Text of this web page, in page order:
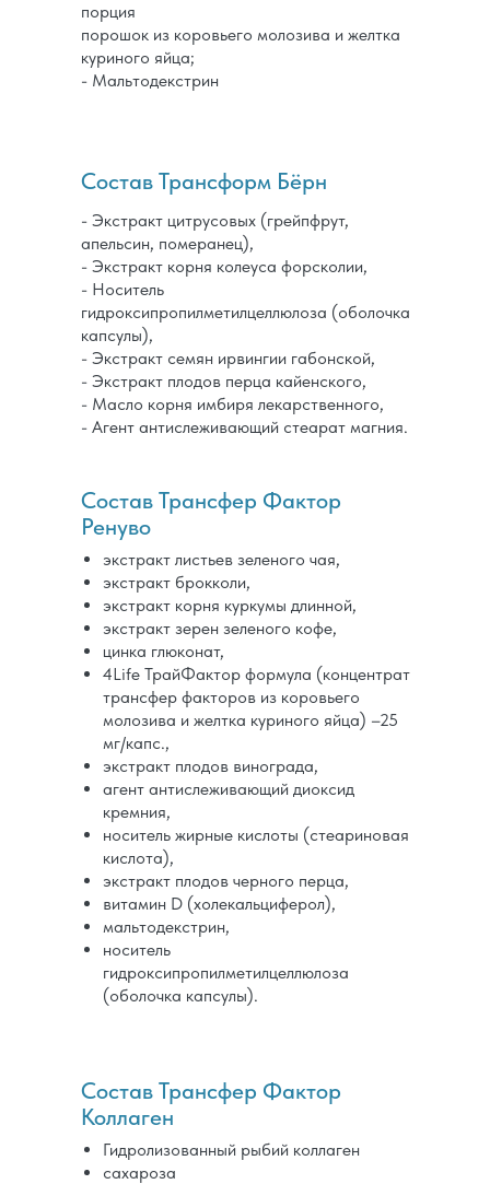
порция
порошок из коровьего молозива и желтка
куриного яйца;
- Мальтодекстрин
- Экстракт цитрусовых (грейпфрут,
апельсин, померанец),
- Экстракт корня колеуса форсколии,
- Носитель
гидроксипропилметилцеллюлоза (оболочка
капсулы),
- Экстракт семян ирвингии габонской,
- Экстракт плодов перца кайенского,
- Масло корня имбиря лекарственного,
- Агент антислеживающий стеарат магния.
Состав Трансформ Бёрн
экстракт листьев зеленого чая,
экстракт брокколи,
экстракт корня куркумы длинной,
экстракт зерен зеленого кофе,
цинка глюконат,
4Life ТрайФактор формула (концентрат
трансфер факторов из коровьего
молозива и желтка куриного яйца) –25
мг/капс.,
экстракт плодов винограда,
агент антислеживающий диоксид
кремния,
носитель жирные кислоты (стеариновая
кислота),
экстракт плодов черного перца,
витамин D (холекальциферол),
мальтодекстрин,
носитель
гидроксипропилметилцеллюлоза
(оболочка капсулы).
Состав Трансфер Фактор
Ренуво
Гидролизованный рыбий коллаген
сахароза
Состав Трансфер Фактор
Коллаген